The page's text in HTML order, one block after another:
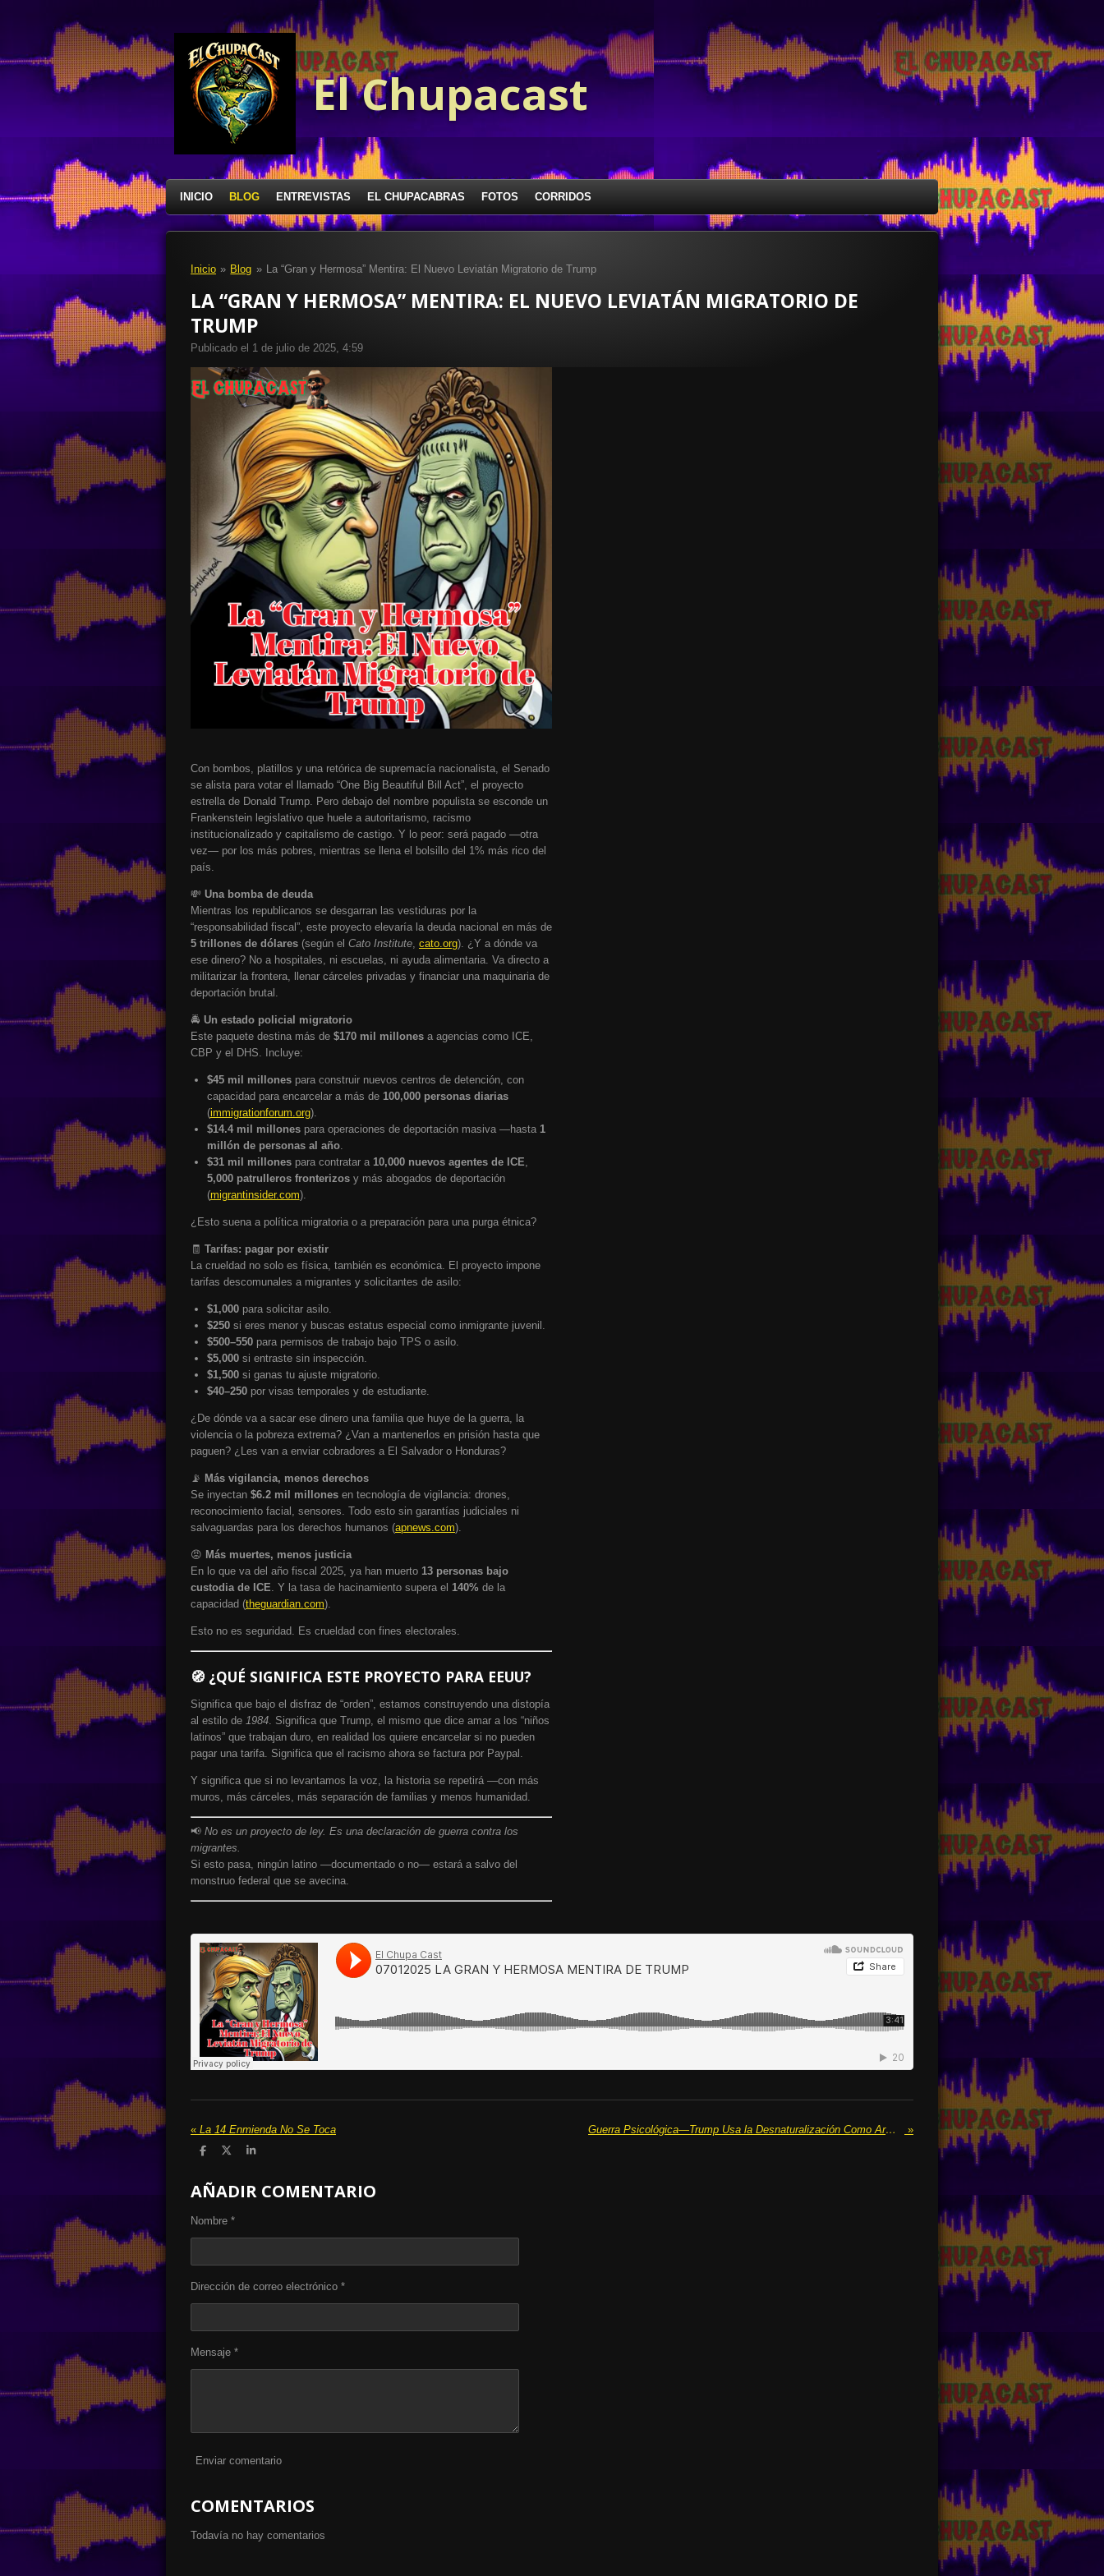
contenido
principal
El Chupacast
INICIO BLOG ENTREVISTAS EL CHUPACABRAS FOTOS CORRIDOS
Inicio » Blog » La “Gran y Hermosa” Mentira: El Nuevo Leviatán Migratorio de Trump
LA “GRAN Y HERMOSA” MENTIRA: EL NUEVO LEVIATÁN MIGRATORIO DE
TRUMP
Publicado el 1 de julio de 2025, 4:59
Con bombos, platillos y una retórica de supremacía nacionalista, el Senado
se alista para votar el llamado “One Big Beautiful Bill Act”, el proyecto
estrella de Donald Trump. Pero debajo del nombre populista se esconde un
Frankenstein legislativo que huele a autoritarismo, racismo
institucionalizado y capitalismo de castigo. Y lo peor: será pagado —otra
vez— por los más pobres, mientras se llena el bolsillo del 1% más rico del
país.
💸 Una bomba de deuda
Mientras los republicanos se desgarran las vestiduras por la
“responsabilidad fiscal”, este proyecto elevaría la deuda nacional en más de
5 trillones de dólares (según el Cato Institute cato.org). ¿Y a dónde va
ese dinero? No a hospitales, ni escuelas, ni ayuda alimentaria. Va directo a
militarizar la frontera, llenar cárceles privadas y financiar una maquinaria de
deportación brutal.
🚔 Un estado policial migratorio
Este paquete destina más de $170 mil millones a agencias como ICE,
CBP y el DHS. Incluye:
$45 mil millonespara construir nuevos centros de detención, con
capacidad para encarcelar a más de 100,000 personas diarias
(immigrationforum.org).
$14.4 mil millonespara operaciones de deportación masiva —hasta 1
millón de personas al año.
$31 mil millonespara contratar a 10,000 nuevos agentes de ICE
5,000 patrulleros fronterizosy más abogados de deportación
(migrantinsider.com).
¿Esto suena a política migratoria o a preparación para una purga étnica?
🧾 Tarifas: pagar por existir
La crueldad no solo es física, también es económica. El proyecto impone
tarifas descomunales a migrantes y solicitantes de asilo:
$1,000para solicitar asilo.
$250si eres menor y buscas estatus especial como inmigrante juvenil.
$500–550para permisos de trabajo bajo TPS o asilo.
$5,000si entraste sin inspección.
$1,500si ganas tu ajuste migratorio.
$40–250por visas temporales y de estudiante.
¿De dónde va a sacar ese dinero una familia que huye de la guerra, la
violencia o la pobreza extrema? ¿Van a mantenerlos en prisión hasta que
paguen? ¿Les van a enviar cobradores a El Salvador o Honduras?
📡 Más vigilancia, menos derechos
Se inyectan $6.2 mil millones en tecnología de vigilancia: drones,
reconocimiento facial, sensores. Todo esto sin garantías judiciales ni
salvaguardas para los derechos humanos (apnews.com).
😡 Más muertes, menos justicia
En lo que va del año fiscal 2025, ya han muerto 13 personas bajo
custodia de ICE . Y la tasa de hacinamiento supera el 140% de la
capacidad (theguardian.com).
Esto no es seguridad. Es crueldad con fines electorales.
🧭 ¿QUÉ SIGNIFICA ESTE PROYECTO PARA EEUU?
Significa que bajo el disfraz de “orden”, estamos construyendo una distopía
al estilo de 1984. Significa que Trump, el mismo que dice amar a los “niños
latinos” que trabajan duro, en realidad los quiere encarcelar si no pueden
pagar una tarifa. Significa que el racismo ahora se factura por Paypal.
Y significa que si no levantamos la voz, la historia se repetirá —con más
muros, más cárceles, más separación de familias y menos humanidad.
📢 No es un proyecto de ley. Es una declaración de guerra contra los
migrantes.
Si esto pasa, ningún latino —documentado o no— estará a salvo del
monstruo federal que se avecina.
« La 14 Enmienda No Se Toca Guerra Psicológica—Trump Usa la Desnaturalización Como Arma Contra Inmigrantes (¡Y Hasta Contra Elon Musk!) »
C
p
a
t
r
C
p
a
t
r
C
p
a
r
AÑADIR COMENTARIO
Nombre *
Dirección de correo electrónico *
Mensaje *
Enviar comentario
COMENTARIOS
Todavía no hay comentarios